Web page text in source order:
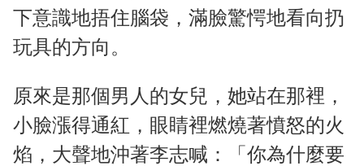
下意識地捂住腦袋，滿臉驚愕地看向扔
玩具的方向。
原來是那個男人的女兒，她站在那裡，
小臉漲得通紅，眼睛裡燃燒著憤怒的火
焰，大聲地沖著李志喊：「你為什麼要